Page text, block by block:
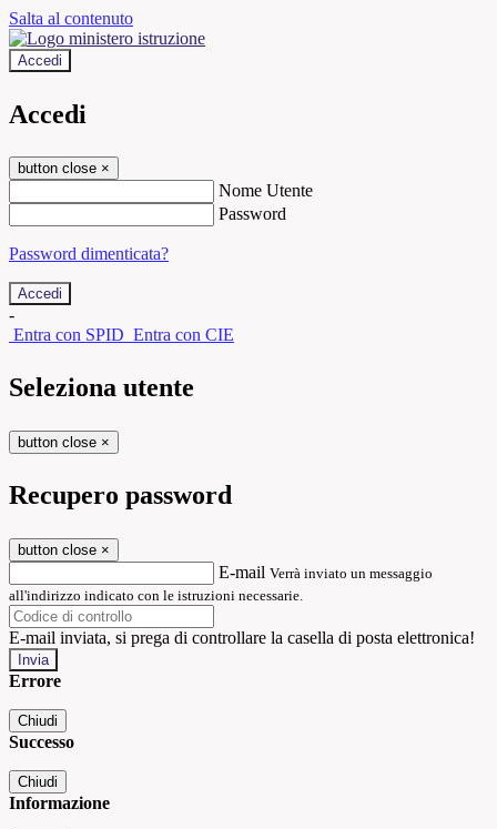
Salta al contenuto
Accedi
Accedi
button close ×
Nome Utente
Password
Password dimenticata?
-
Entra con SPID Entra con CIE
Seleziona utente
button close ×
Recupero password
button close ×
E-mail Verrà inviato un messaggio
all'indirizzo indicato con le istruzioni necessarie.
E-mail inviata, si prega di controllare la casella di posta elettronica!
Errore
Chiudi
Successo
Chiudi
Informazione